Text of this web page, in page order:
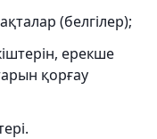
(белгілер);
ерекше
қорғау